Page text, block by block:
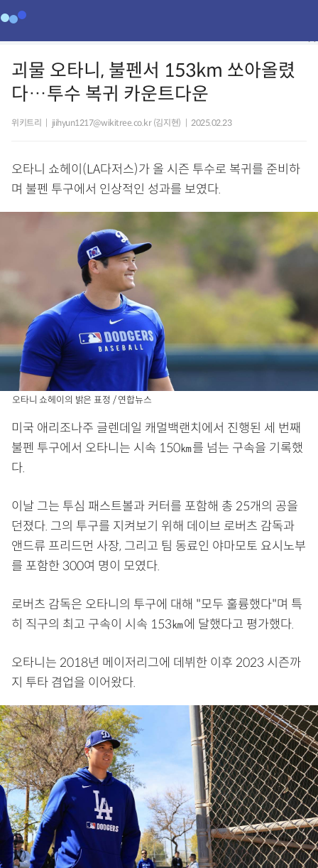
괴물 오타니, 불펜서 153km 쏘아올렸
다…투수 복귀 카운트다운
위키트리 jiihyun1217@wikitree.co.kr (김지현) 2025.02.23
오타니 쇼헤이(LA다저스)가 올 시즌 투수로 복귀를 준비하
며 불펜 투구에서 인상적인 성과를 보였다.
오타니 쇼헤이의 밝은 표정 / 연합뉴스
미국 애리조나주 글렌데일 캐멀백랜치에서 진행된 세 번째
불펜 투구에서 오타니는 시속 150㎞를 넘는 구속을 기록했
다.
이날 그는 투심 패스트볼과 커터를 포함해 총 25개의 공을
던졌다. 그의 투구를 지켜보기 위해 데이브 로버츠 감독과
앤드류 프리드먼 사장, 그리고 팀 동료인 야마모토 요시노부
를 포함한 300여 명이 모였다.
로버츠 감독은 오타니의 투구에 대해 "모두 훌륭했다"며 특
히 직구의 최고 구속이 시속 153㎞에 달했다고 평가했다.
오타니는 2018년 메이저리그에 데뷔한 이후 2023 시즌까
지 투타 겸업을 이어왔다.